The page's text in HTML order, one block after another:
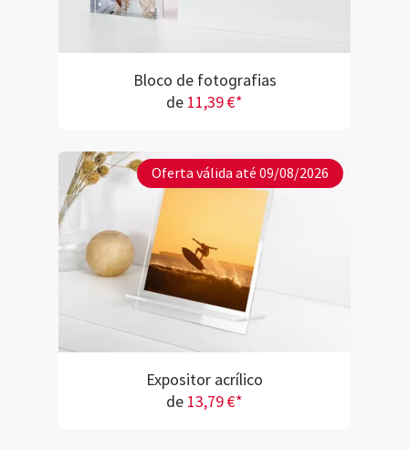
Bloco de fotografias
de 11,39 €*
Oferta válida até 09/08/2026
Expositor acrílico
de 13,79 €*